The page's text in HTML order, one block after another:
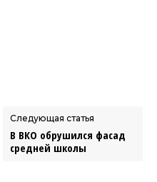
Следующая статья
В ВКО обрушился фасад
средней школы